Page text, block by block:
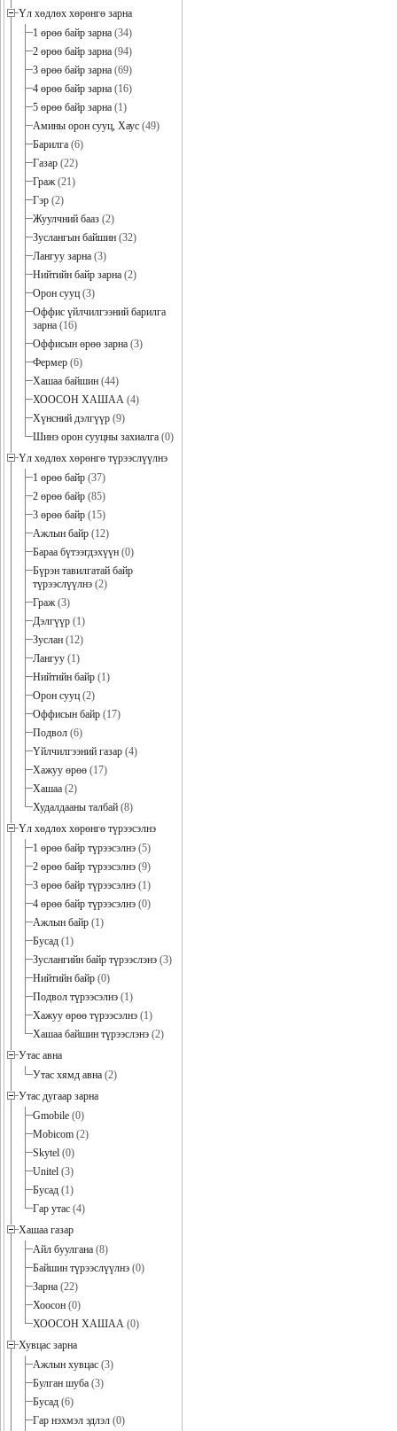
Үл хөдлөх хөрөнгө зарна
1 өрөө байр зарна (34)
2 өрөө байр зарна (94)
3 өрөө байр зарна (69)
4 өрөө байр зарна (16)
5 өрөө байр зарна (1)
Амины орон сууц, Хаус (49)
Барилга (6)
Газар (22)
Граж(21)
Гэр (2)
Жуулчний бааз (2)
Зуслангын байшин (32)
Лангуу зарна (3)
Нийтийн байр зарна (2)
Орон сууц (3)
Оффис үйлчилгээний барилга
зарна (16)
Оффисын өрөө зарна (3)
Фермер (6)
Хашаа байшин (44)
ХООСОН ХАШАА (4)
Хүнсний дэлгүүр (9)
Шинэ орон сууцны захиалга (0)
Үл хөдлөх хөрөнгө түрээслүүлнэ
1 өрөө байр (37)
2 өрөө байр (85)
3 өрөө байр (15)
Ажлын байр (12)
Бараа бүтээгдэхүүн (0)
Бүрэн тавилгатай байр
түрээслүүлнэ (2)
Граж(3)
Дэлгүүр (1)
Зуслан (12)
Лангуу (1)
Нийтийн байр (1)
Орон сууц (2)
Оффисын байр (17)
Подвол (6)
Үйлчилгээний газар (4)
Хажуу өрөө (17)
Хашаа (2)
Худалдааны талбай (8)
Үл хөдлөх хөрөнгө түрээсэлнэ
1 өрөө байр түрээсэлнэ (5)
2 өрөө байр түрээсэлнэ (9)
3 өрөө байр түрээсэлнэ (1)
4 өрөө байр түрээсэлнэ (0)
Ажлын байр (1)
Бусад (1)
Зуслангийн байр түрээслэнэ (3)
Нийтийн байр (0)
Подвол түрээсэлнэ (1)
Хажуу өрөө түрээсэлнэ (1)
Хашаа байшин түрээслэнэ (2)
Утас авна
Утас хямд авна (2)
Утас дугаар зарна
Gmobile (0)
Mobicom (2)
Skytel (0)
Unitel (3)
Бусад (1)
Гар утас (4)
Хашаа газар
Айл буулгана (8)
Байшин түрээслүүлнэ (0)
Зарна (22)
Хоосон (0)
ХООСОН ХАШАА (0)
Хувцас зарна
Ажлын хувцас (3)
Булган шуба (3)
Бусад (6)
Гар нэхмэл эдлэл (0)